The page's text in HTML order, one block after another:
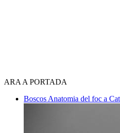
ARA A PORTADA
Boscos Anatomia del foc a